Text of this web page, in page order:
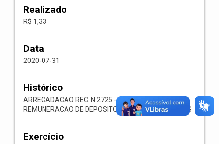
Realizado
R$ 1,33
Data
2020-07-31
Histórico
ARRECADACAO REC. N.2725 -- 1321.00.1.1.05-
REMUNERACAO DE DEPOSITOS BANCARIOS-OUTROS
Exercício